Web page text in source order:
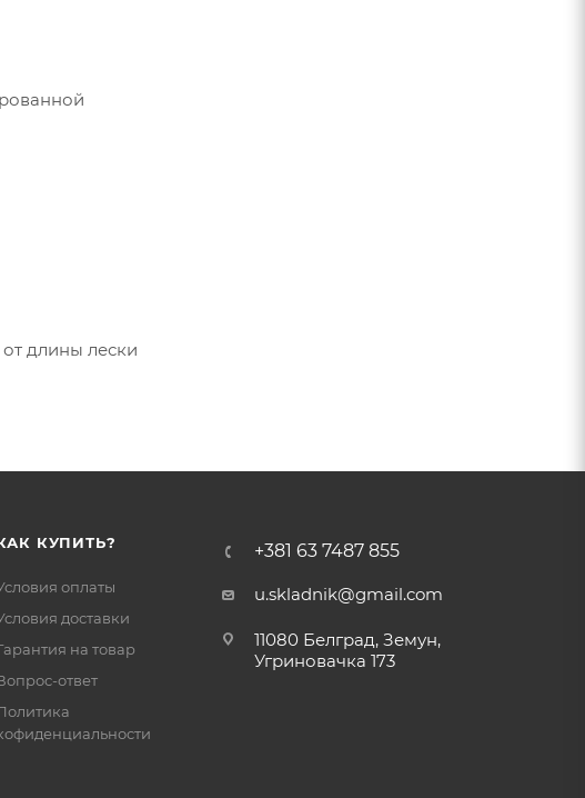
длины лески
КУПИТЬ?
оплаты
доставки
на товар
ответ
+381 63 7487 855
u.skladnik@gmail.com
11080 Белград, Земун,
Угриновачка 173